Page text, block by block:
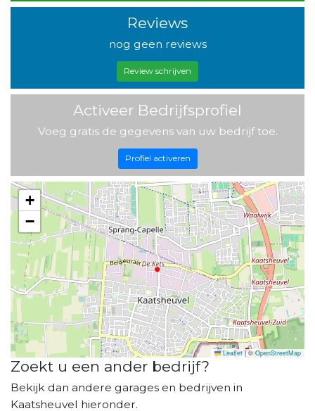
Reviews
nog geen reviews
Review schrijven
Activeer Bedrijfsprofiel
Voeg gratis de gegevens van uw bedrijf toe.
Profiel activeren
+
−
Leaflet |©OpenStreetMap
Zoekt u een ander bedrijf?
Bekijk dan andere garages en bedrijven in
Kaatsheuvel hieronder.